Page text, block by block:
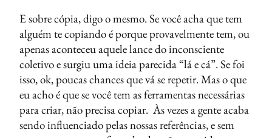
E sobre cópia, digo o mesmo. Se você acha que tem
alguém te copiando é porque provavelmente tem, ou
apenas aconteceu aquele lance do inconsciente
coletivo e surgiu uma ideia parecida “lá e cá”. Se foi
isso, ok, poucas chances que vá se repetir. Mas o que
eu acho é que se você tem as ferramentas necessárias
para criar, não precisa copiar. Às vezes a gente acaba
sendo influenciado pelas nossas referências, e sem